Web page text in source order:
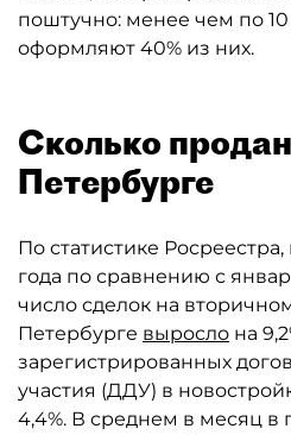
поштучно: менее чем по
оформляют 40% из них.
Сколько
Петербурге
По статистике
года по сравнению с
число сделок на
Петербурге выросло на
зарегистрированных
участия (ДДУ) в
4,4%. В среднем в месяц в